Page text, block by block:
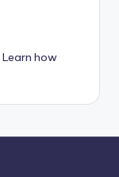
Learn how